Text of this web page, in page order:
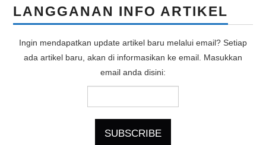
LANGGANAN INFO ARTIKEL
Ingin mendapatkan update artikel baru melalui email? Setiap
ada artikel baru, akan di informasikan ke email. Masukkan
email anda disini: